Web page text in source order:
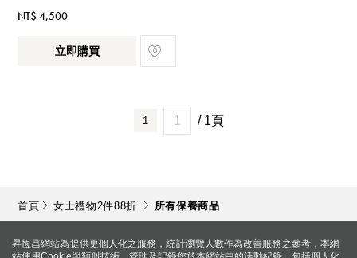
NT$ 4,500
立即購買
1 / 1頁
首頁 女士禮物2件88折 所有保養商品
昇恆昌網站為提供更個人化之服務，統計瀏覽人數作為改善服務之參考，本網